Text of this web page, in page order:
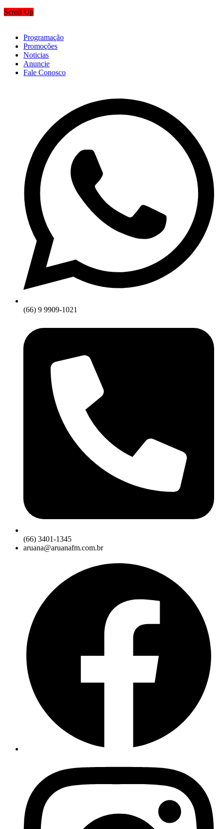
Scroll Up
Programação
Promoções
Noticias
Anuncie
Fale Conosco
(66) 9 9909-1021
(66) 3401-1345
aruana@aruanafm.com.br